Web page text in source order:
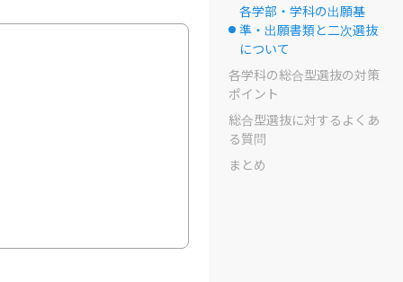
選択中のドット
各学部・学科の出願基
準・出願書類と二次選抜
について
各学科の総合型選抜の対策
ポイント
総合型選抜に対するよくあ
る質問
まとめ